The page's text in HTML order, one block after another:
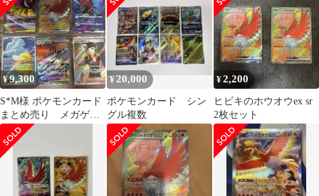
¥9,300
S*M様 ポケモンカード
まとめ売り メガゲン
ガーMA AR SR
¥20,000
ポケモンカード シン
グル複数
¥2,200
ヒビキのホウオウex sr
2枚セット